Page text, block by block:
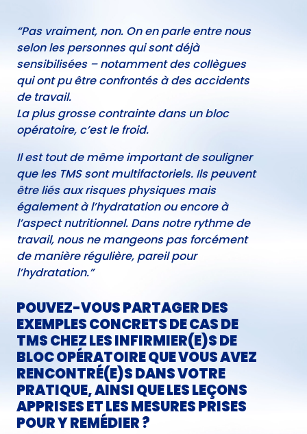
“Pas vraiment, non. On en parle entre nous
selon les personnes qui sont déjà
sensibilisées – notamment des collègues
qui ont pu être confrontés à des accidents
de travail.
La plus grosse contrainte dans un bloc
opératoire, c’est le froid.
Il est tout de même important de souligner
que les TMS sont multifactoriels. Ils peuvent
être liés aux risques physiques mais
également à l’hydratation ou encore à
l’aspect nutritionnel. Dans notre rythme de
travail, nous ne mangeons pas forcément
de manière régulière, pareil pour
l’hydratation.”
POUVEZ-VOUS PARTAGER DES
EXEMPLES CONCRETS DE CAS DE
TMS CHEZ LES INFIRMIER(E)S DE
BLOC OPÉRATOIRE QUE VOUS AVEZ
RENCONTRÉ(E)S DANS VOTRE
PRATIQUE, AINSI QUE LES LEÇONS
APPRISES ET LES MESURES PRISES
POUR Y REMÉDIER ?